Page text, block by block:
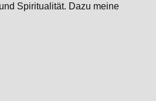
Spiritualität. Dazu meine